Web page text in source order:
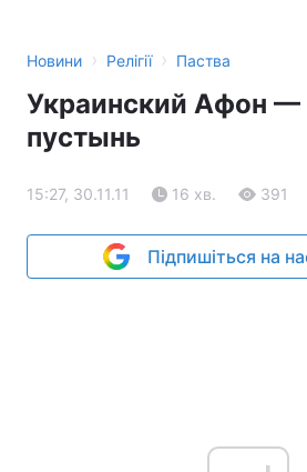
Новини › Релігії › Паства
Украинский Aфон —
пустынь
15:27, 30.11.11 16 хв. 391
Підпишіться на